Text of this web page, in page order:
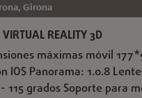
Girona
VIRTUAL REALITY 3D
máximas móvil
IOS Panorama: 1.0.8
115 grados Soporte para